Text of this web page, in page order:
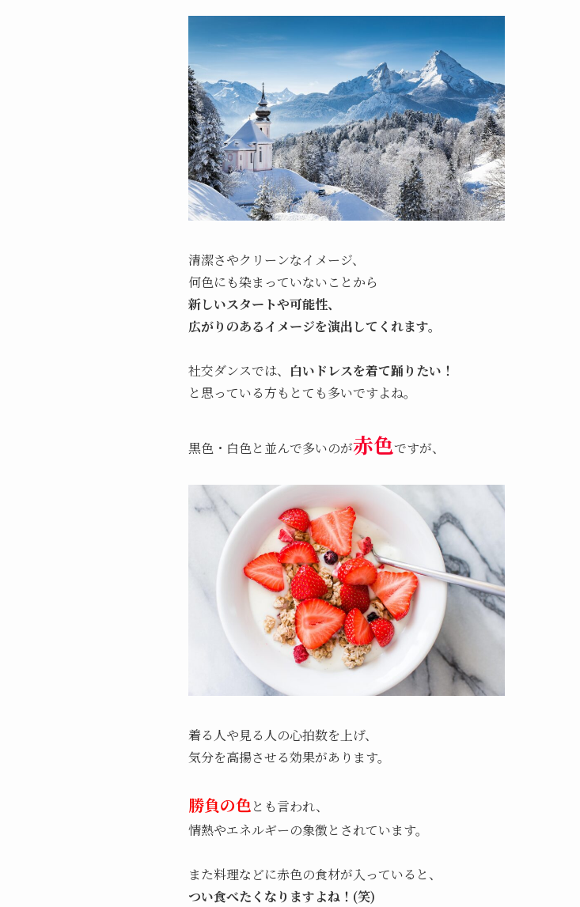
清潔さやクリーンなイメージ、
何色にも染まっていないことから
新しいスタートや可能性、
広がりのあるイメージを演出してくれます。
社交ダンスでは、 白いドレスを着て踊りたい！
と思っている方もとても多いですよね。
黒色・白色と並んで多いのが赤色ですが、
着る人や見る人の心拍数を上げ、
気分を高揚させる効果があります。
勝負の色とも言われ、
情熱やエネルギーの象徴とされています。
また料理などに赤色の食材が入っていると、
つい食べたくなりますよね！(笑)